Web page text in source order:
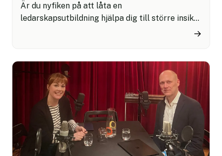
Är du nyfiken på att låta en
ledarskapsutbildning hjälpa dig till större insikt i
hur just din ledarstil fungerar och hur den kan få
roll och hitta glädjen i det du gör. Här är ännu
fler skäl att satsa på en ledarskapsutbildning.
→